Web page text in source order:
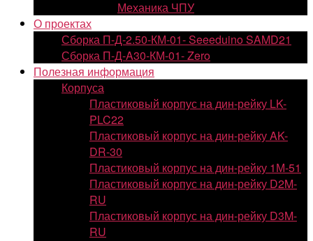
Механика ЧПУ
О проектах
Сборка П-Д-2.50-КМ-01- Seeeduino SAMD21
Сборка П-Д-A30-КМ-01- Zero
Полезная информация
Корпуса
Пластиковый корпус на дин-рейку LK-
PLC22
Пластиковый корпус на дин-рейку AK-
DR-30
Пластиковый корпус на дин-рейку 1М-51
Пластиковый корпус на дин-рейку D2M-
RU
Пластиковый корпус на дин-рейку D3M-
RU